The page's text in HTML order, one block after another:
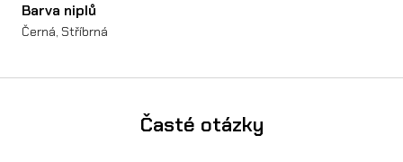
o
s
Barva niplů
Černá, Stříbrná
Časté otázky